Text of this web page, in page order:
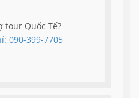
tour Quốc Tế?
090-399-7705